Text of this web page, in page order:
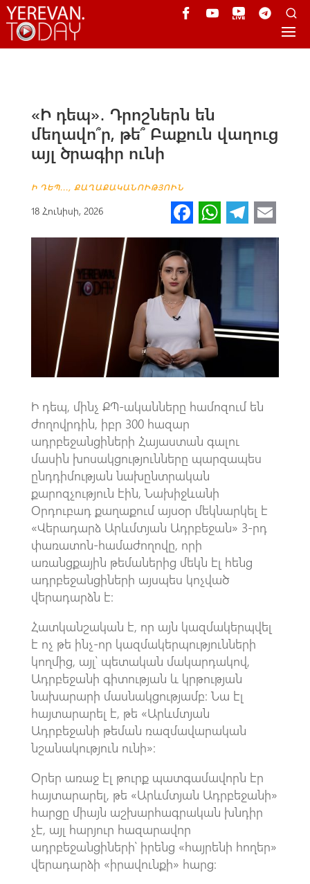
«Ի դեպ»․ Դրոշներն են
մեղավո՞ր, թե՞ Բաքուն վաղուց
այլ ծրագիր ունի
Ի ԴԵՊ..., ՔԱՂԱՔԱԿԱՆՈՒԹՅՈՒՆ
18 Հունիսի, 2026 Fa
ce
o
o
k
W
h
at
s
A
p
p
Te
le
gr
m
Ի դեպ, մինչ ՔՊ-ականները համոզում են
ժողովրդին, իբր 300 հազար
ադրբեջանցիների Հայաստան գալու
մասին խոսակցությունները պարզապես
ընդդիմության նախընտրական
քարոզչություն էին, Նախիջևանի
Օրդուբադ քաղաքում այսօր մեկնարկել է
«Վերադարձ Արևմտյան Ադրբեջան» 3-րդ
փառատոն-համաժողովը, որի
առանցքային թեմաներից մեկն էլ հենց
ադրբեջանցիների այսպես կոչված
վերադարձն է։
Հատկանշական է, որ այն կազմակերպվել
է ոչ թե ինչ-որ կազմակերպությունների
կողմից, այլ՝ պետական մակարդակով,
Ադրբեջանի գիտության և կրթության
նախարարի մասնակցությամբ։ Նա էլ
հայտարարել է, թե «Արևմտյան
Ադրբեջանի թեման ռազմավարական
նշանակություն ունի»։
Օրեր առաջ էլ թուրք պատգամավորն էր
հայտարարել, թե «Արևմտյան Ադրբեջանի»
հարցը միայն աշխարհագրական խնդիր
չէ, այլ հարյուր հազարավոր
ադրբեջանցիների՝ իրենց «հայրենի հողեր»
վերադարձի «իրավունքի» հարց։